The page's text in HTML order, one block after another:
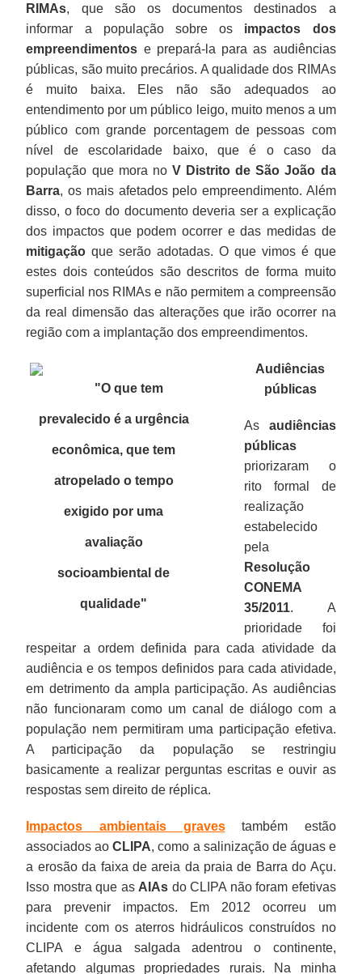
RIMAs, que são os documentos destinados a
informar a população sobre os impactos dos
empreendimentos e prepará-la para as audiências
públicas, são muito precários. A qualidade dos RIMAs
é muito baixa. Eles não são adequados ao
entendimento por um público leigo, muito menos a um
público com grande porcentagem de pessoas com
nível de escolaridade baixo, que é o caso da
população que mora noV Distrito de São João da
Barra, os mais afetados pelo empreendimento. Além
disso, o foco do documento deveria ser a explicação
dos impactos que podem ocorrer e das medidas de
mitigação que serão adotadas. O que vimos é que
estes dois conteúdos são descritos de forma muito
superficial nos RIMAs e não permitem a compreensão
da real dimensão das alterações que irão ocorrer na
região com a implantação dos empreendimentos.
"O que tem
prevalecido é a urgência
econômica, que tem
atropelado o tempo
exigido por uma
avaliação
socioambiental de
qualidade"
Audiências
públicas
As audiências
públicas
priorizaram o
rito formal de
realização
estabelecido
pela
Resolução
CONEMA
35/2011. A
prioridade foi
respeitar a ordem definida para cada atividade da
audiência e os tempos definidos para cada atividade,
em detrimento da ampla participação. As audiências
não funcionaram como um canal de diálogo com a
população nem permitiram uma participação efetiva.
A participação da população se restringiu
basicamente a realizar perguntas escritas e ouvir as
respostas sem direito de réplica.
Impactos ambientais gravestambém estão
associados aoCLIPA, como a salinização de águas e
a erosão da faixa de areia da praia de Barra do Açu.
Isso mostra que as AIAs do CLIPA não foram efetivas
para prevenir impactos. Em 2012 ocorreu um
incidente com os aterros hidráulicos construídos no
CLIPA e água salgada adentrou o continente,
afetando algumas propriedades rurais. Na minha